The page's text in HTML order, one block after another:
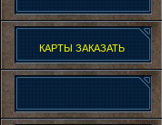
КАРТЫ ЗАКАЗАТЬ